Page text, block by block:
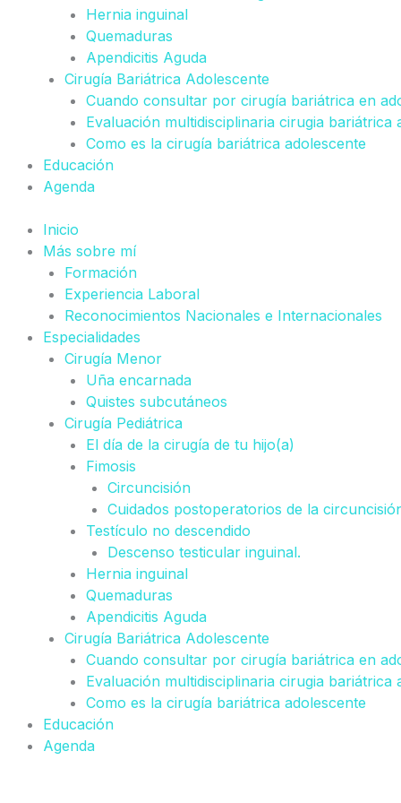
Hernia inguinal
Quemaduras
Apendicitis Aguda
Cirugía Bariátrica Adolescente
Cuando consultar por cirugía bariátrica en
Evaluación multidisciplinaria cirugia bariátrica
Como es la cirugía bariátrica adolescente
Educación
Agenda
Inicio
Más sobre mí
Formación
Experiencia Laboral
Reconocimientos Nacionales e Internacionales
Especialidades
Cirugía Menor
Uña encarnada
Quistes subcutáneos
Cirugía Pediátrica
El día de la cirugía de tu hijo(a)
Fimosis
Circuncisión
Cuidados postoperatorios de la
Testículo no descendido
Descenso testicular inguinal.
Hernia inguinal
Quemaduras
Apendicitis Aguda
Cirugía Bariátrica Adolescente
Cuando consultar por cirugía bariátrica en
Evaluación multidisciplinaria cirugia bariátrica
Como es la cirugía bariátrica adolescente
Educación
Agenda